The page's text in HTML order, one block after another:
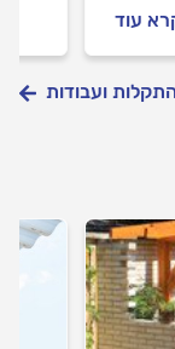
עוד
ועבודות